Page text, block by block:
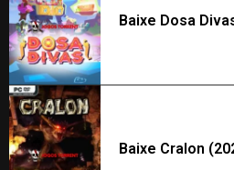
Baixe Dosa
Baixe Cralon